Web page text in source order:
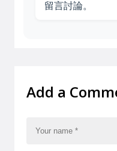
留言討論。
Add a